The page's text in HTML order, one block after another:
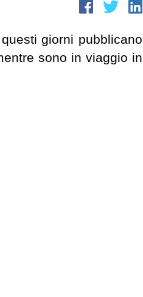
giorni pubblicano
sono in viaggio in